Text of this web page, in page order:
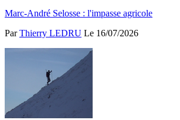
Marc-André Selosse : l'impasse agricole
ParThierry LEDRU Le 16/07/2026